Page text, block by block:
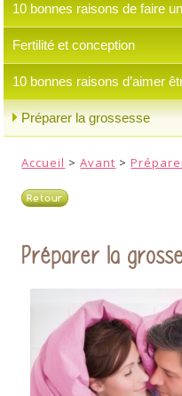
10 bonnes raisons de faire
Fertilité et conception
10 bonnes raisons d’aimer
Préparer la grossesse
Accueil >Avant >
Retour
Préparer la